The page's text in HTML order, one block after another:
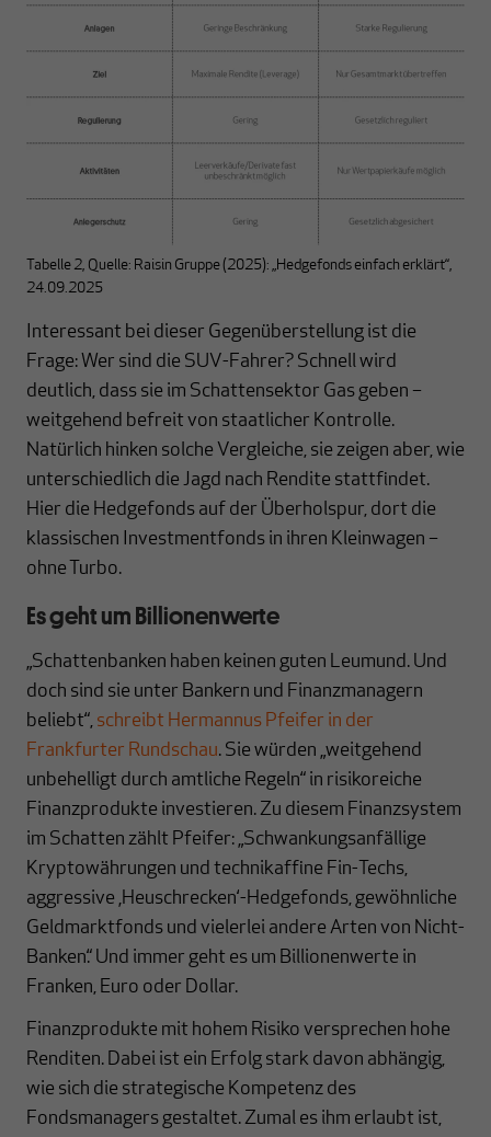
Tabelle 2, Quelle: Raisin Gruppe (2025): „Hedgefonds einfach erklärt“,
24.09.2025
Interessant bei dieser Gegenüberstellung ist die
Frage: Wer sind die SUV-Fahrer? Schnell wird
deutlich, dass sie im Schattensektor Gas geben –
weitgehend befreit von staatlicher Kontrolle.
Natürlich hinken solche Vergleiche, sie zeigen aber, wie
unterschiedlich die Jagd nach Rendite stattfindet.
Hier die Hedgefonds auf der Überholspur, dort die
klassischen Investmentfonds in ihren Kleinwagen –
ohne Turbo.
Es geht um Billionenwerte
„Schattenbanken haben keinen guten Leumund. Und
doch sind sie unter Bankern und Finanzmanagern
beliebt“, schreibt Hermannus Pfeifer in der
Frankfurter Rundschau. Sie würden „weitgehend
unbehelligt durch amtliche Regeln“ in risikoreiche
Finanzprodukte investieren. Zu diesem Finanzsystem
im Schatten zählt Pfeifer: „Schwankungsanfällige
Kryptowährungen und technikaffine Fin-Techs,
aggressive ‚Heuschrecken‘-Hedgefonds, gewöhnliche
Geldmarktfonds und vielerlei andere Arten von Nicht-
Banken.“ Und immer geht es um Billionenwerte in
Franken, Euro oder Dollar.
Finanzprodukte mit hohem Risiko versprechen hohe
Renditen. Dabei ist ein Erfolg stark davon abhängig,
wie sich die strategische Kompetenz des
Fondsmanagers gestaltet. Zumal es ihm erlaubt ist,